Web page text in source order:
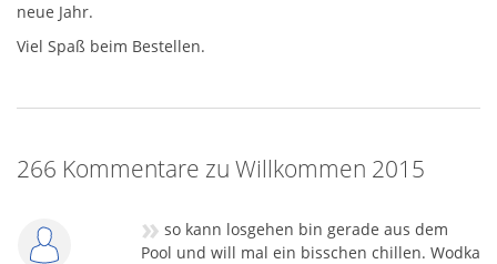
neue Jahr.
Viel Spaß beim Bestellen.
266 Kommentare zu Willkommen 2015
» so kann losgehen bin gerade aus dem
Pool und will mal ein bisschen chillen. Wodka